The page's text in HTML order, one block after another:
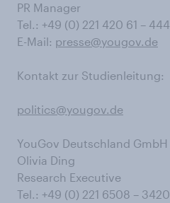
PR Manager
Tel.: +49 (0) 221 420 61 – 444
E-Mail: presse@yougov.de
Kontakt zur Studienleitung:
politics@yougov.de
YouGov Deutschland GmbH
Olivia Ding
Research Executive
Tel.: +49 (0) 221 6508 – 3420